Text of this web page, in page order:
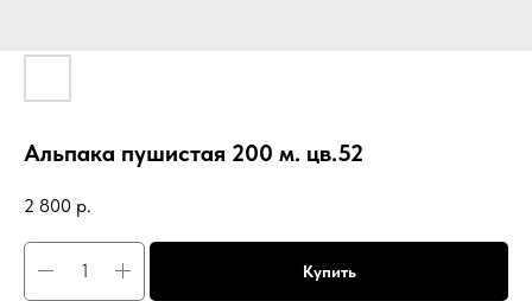
Альпака пушистая 200 м. цв.52
2 800 р.
Купить